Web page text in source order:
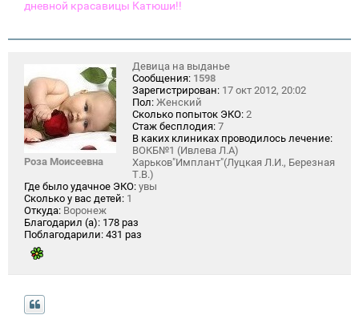
дневной красавицы Катюши!!
Роза Моисеевна
Девица на выданье
Сообщения: 1598
Зарегистрирован: 17 окт 2012, 20:02
Пол: Женский
Сколько попыток ЭКО: 2
Стаж бесплодия: 7
В каких клиниках проводилось лечение:
ВОКБ№1 (Ивлева Л.А)
Харьков"Имплант"(Луцкая Л.И., Березная
Т.В.)
Где было удачное ЭКО: увы
Сколько у вас детей: 1
Откуда: Воронеж
Благодарил (а): 178 раз
Поблагодарили: 431 раз